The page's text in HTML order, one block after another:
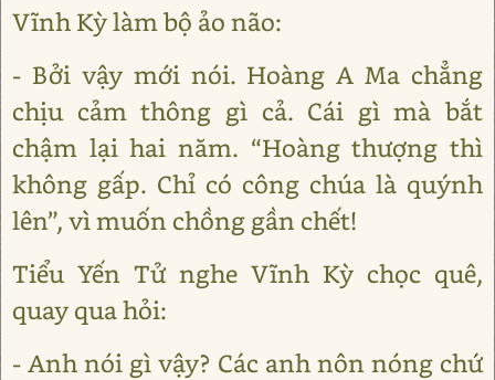
Vĩnh Kỳ làm bộ ảo não:
- Bởi vậy mới nói. Hoàng A Ma chẳng
chịu cảm thông gì cả. Cái gì mà bắt
chậm lại hai năm. “Hoàng thượng thì
không gấp. Chỉ có công chúa là quýnh
lên”, vì muốn chồng gần chết!
Tiểu Yến Tử nghe Vĩnh Kỳ chọc quê,
quay qua hỏi:
- Anh nói gì vậy? Các anh nôn nóng chứ